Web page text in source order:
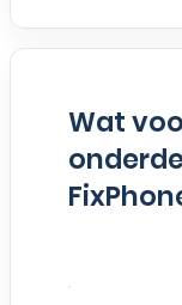
Wat